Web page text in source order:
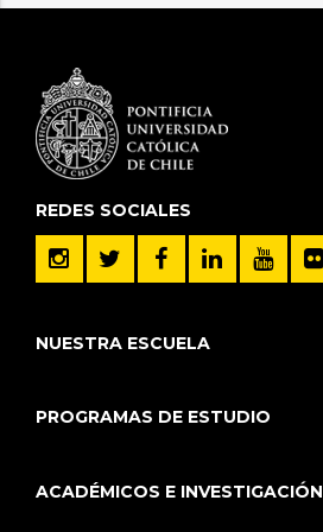
REDES SOCIALES
NUESTRA ESCUELA
PROGRAMAS DE ESTUDIO
ACADÉMICOS E INVESTIGACIÓN